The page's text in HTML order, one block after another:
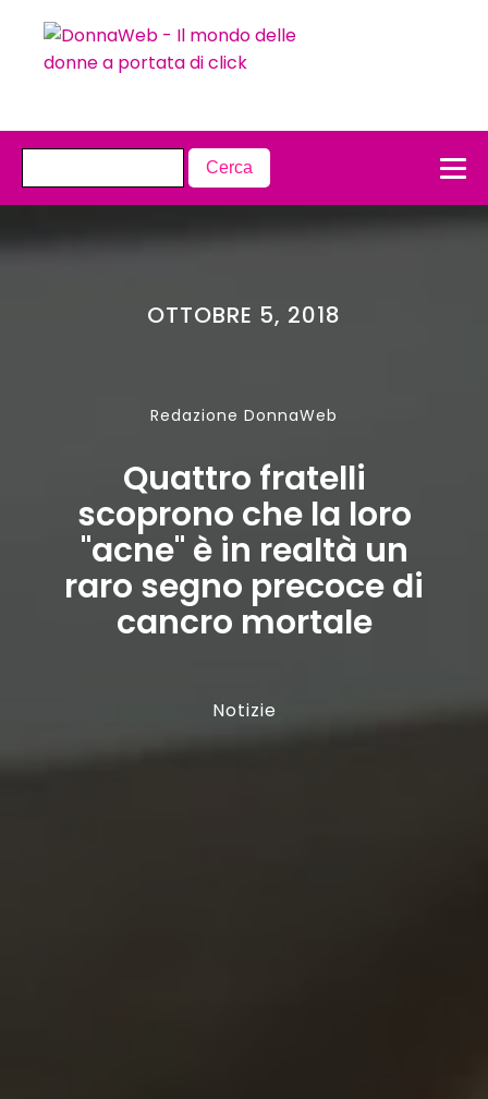
OTTOBRE 5, 2018
Redazione DonnaWeb
Quattro fratelli
scoprono che la loro
"acne" è in realtà un
raro segno precoce di
cancro mortale
Notizie